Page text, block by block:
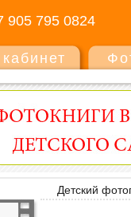
905 795 0824
Детский